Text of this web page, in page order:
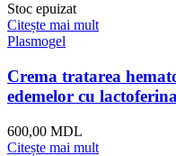
Stoc epuizat
Citește mai mult
Plasmogel
Crema tratarea
edemelor cu
600,00 MDL
Citește mai mult